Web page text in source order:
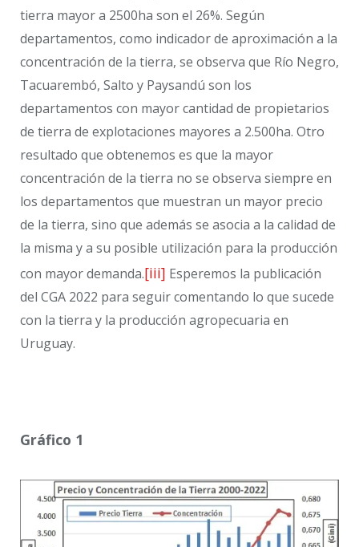
tierra mayor a 2500ha son el 26%. Según
departamentos, como indicador de aproximación a la
concentración de la tierra, se observa que Río Negro,
Tacuarembó, Salto y Paysandú son los
departamentos con mayor cantidad de propietarios
de tierra de explotaciones mayores a 2.500ha. Otro
resultado que obtenemos es que la mayor
concentración de la tierra no se observa siempre en
los departamentos que muestran un mayor precio
de la tierra, sino que además se asocia a la calidad de
la misma y a su posible utilización para la producción
con mayor demanda.[iii] Esperemos la publicación
del CGA 2022 para seguir comentando lo que sucede
con la tierra y la producción agropecuaria en
Uruguay.
Gráfico 1